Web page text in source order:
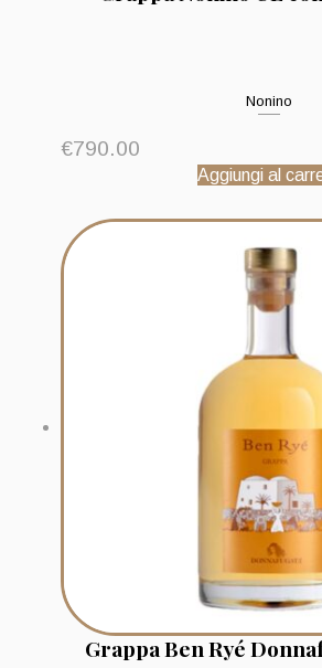
Nonino
€790.00
Aggiungi al
Grappa Ben Ryé